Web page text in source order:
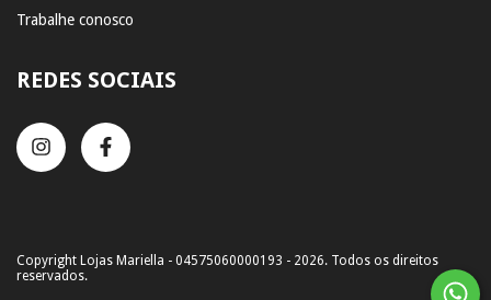
Trabalhe conosco
REDES SOCIAIS
Copyright Lojas Mariella - 04575060000193 - 2026. Todos os direitos
reservados.